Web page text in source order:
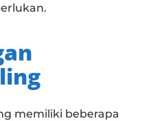
memiliki beberapa